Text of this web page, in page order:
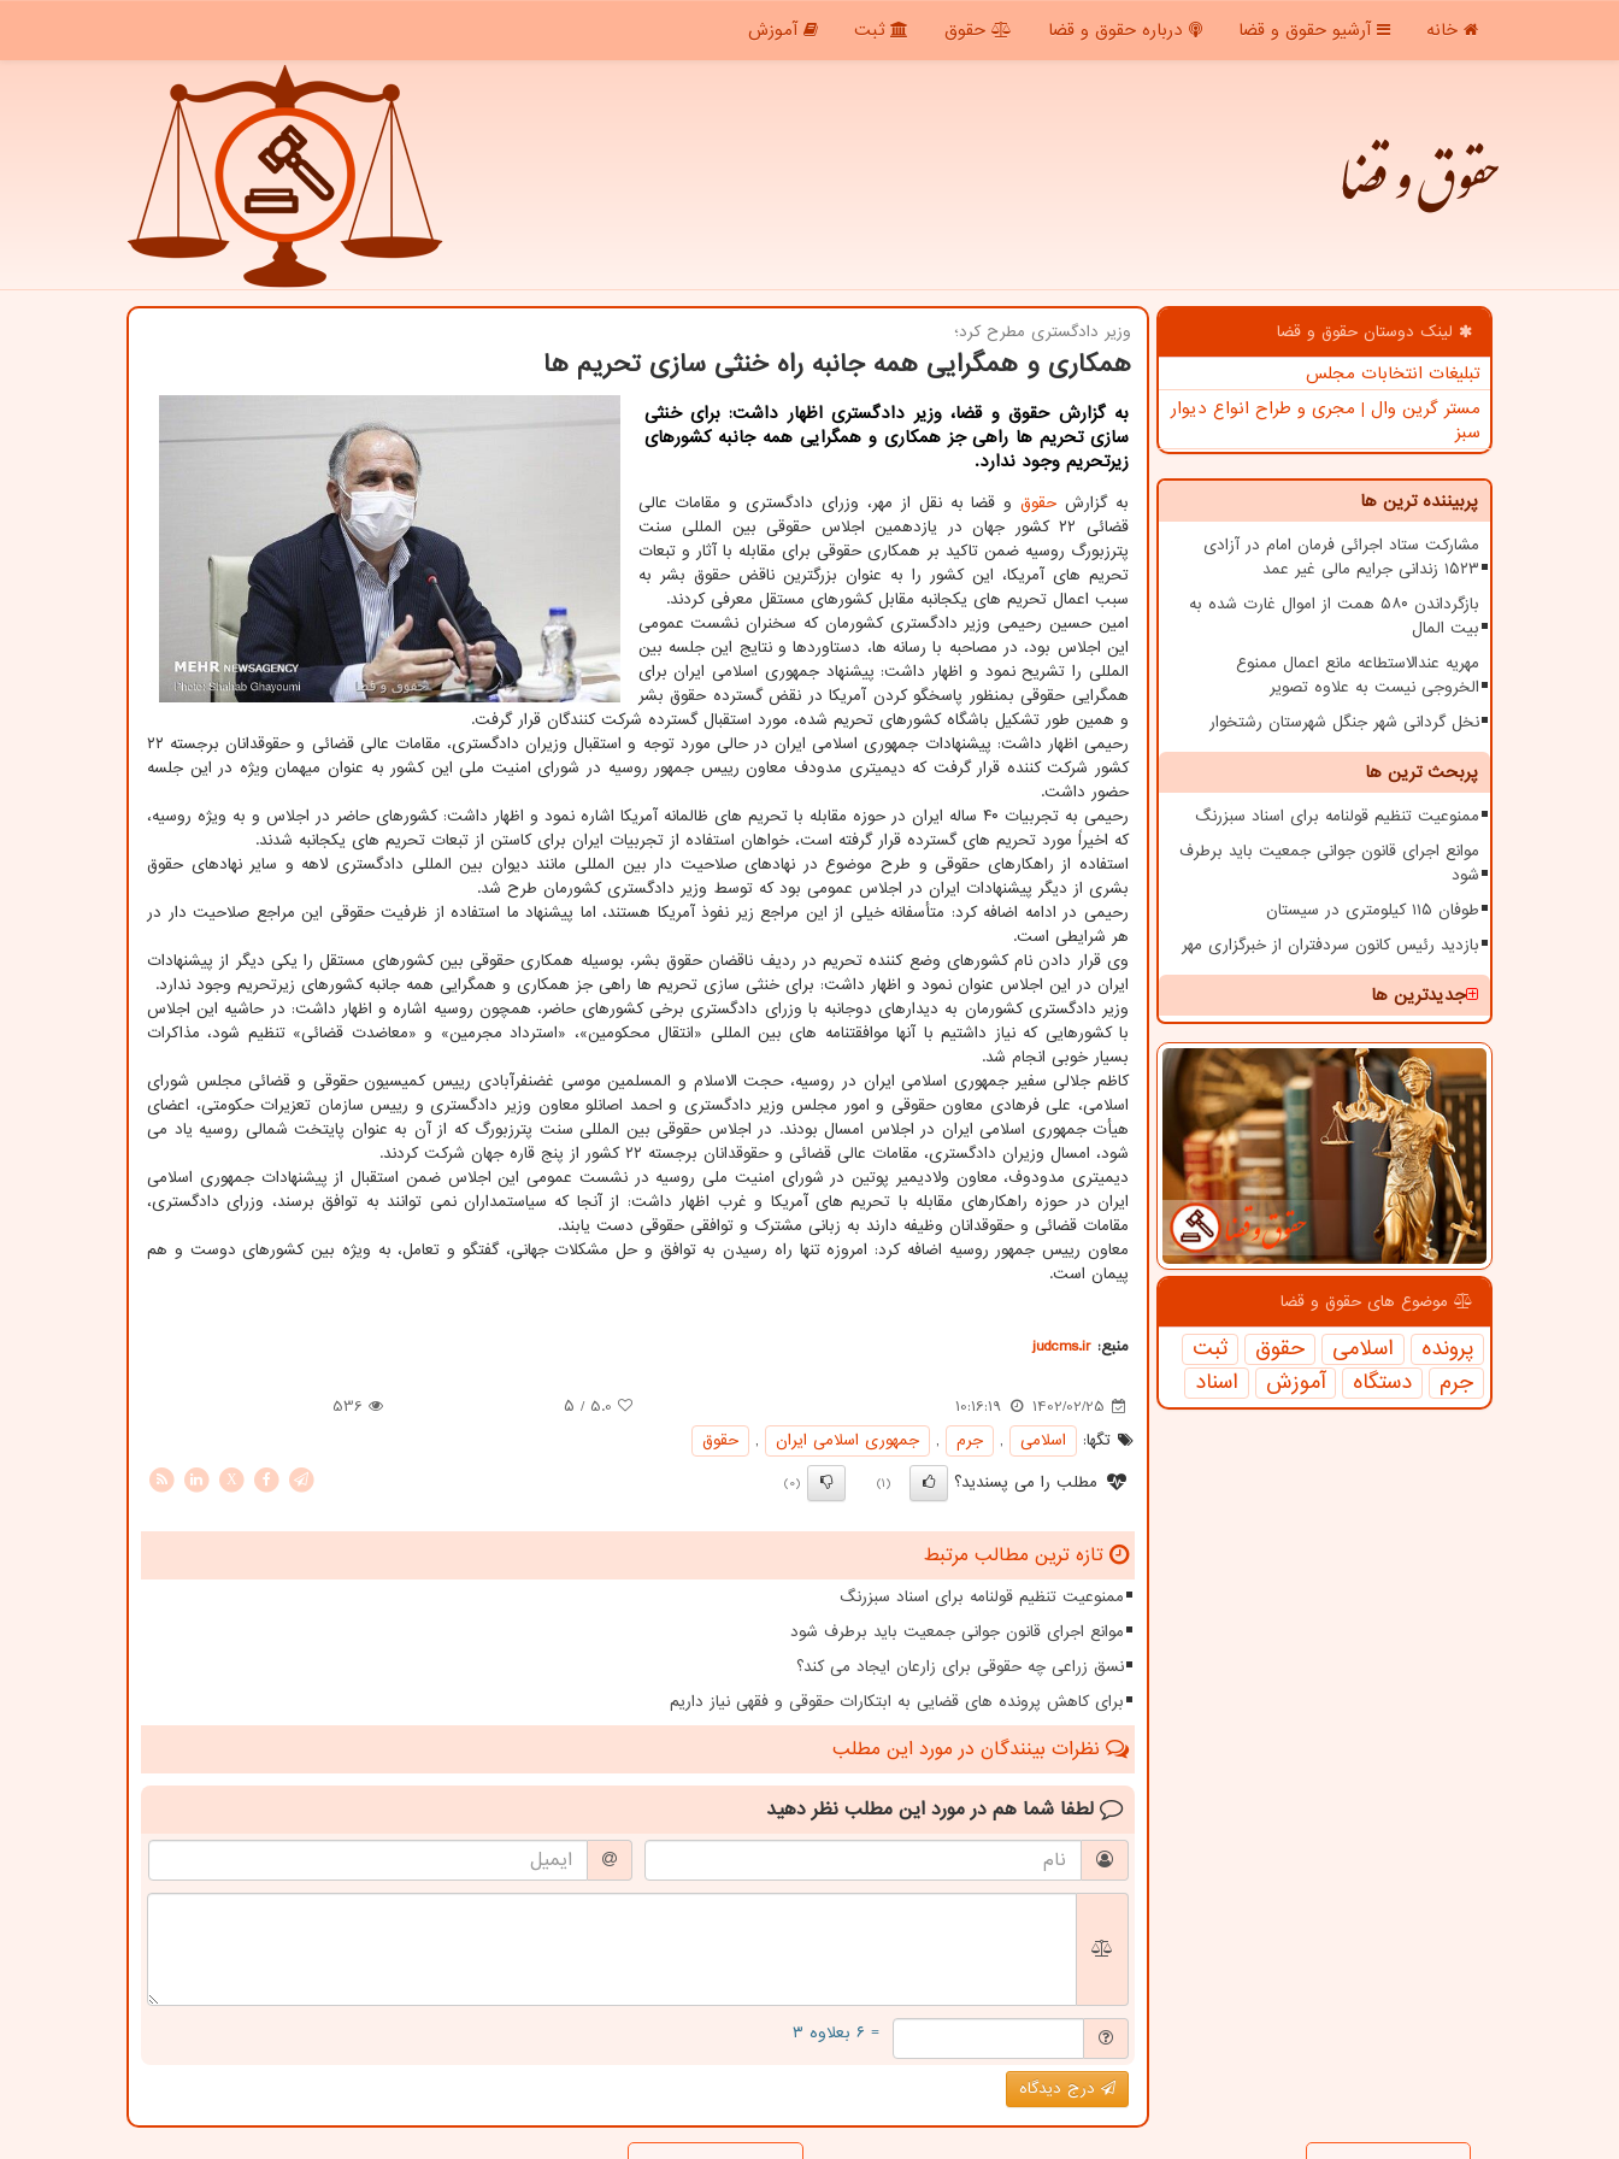
خانه آرشیو حقوق و قضا درباره حقوق و قضا حقوق ثبت آموزش
حقوق و قضا
لینک دوستان حقوق و قضا
تبلیغات انتخابات مجلس
مستر گرین وال | مجری و طراح انواع دیوار
سبز
پربیننده ترین ها
مشارکت ستاد اجرائی فرمان امام در آزادی
۱۵۲۳ زندانی جرایم مالی غیر عمد
بازگرداندن ۵۸۰ همت از اموال غارت شده به
بیت المال
مهریه عندالاستطاعه مانع اعمال ممنوع
الخروجی نیست به علاوه تصویر
نخل گردانی شهر جنگل شهرستان رشتخوار
پربحث ترین ها
ممنوعیت تنظیم قولنامه برای اسناد سبزرنگ
موانع اجرای قانون جوانی جمعیت باید برطرف
شود
طوفان ۱۱۵ کیلومتری در سیستان
بازدید رئیس کانون سردفتران از خبرگزاری مهر
جدیدترین ها
موضوع های حقوق و قضا
پرونده اسلامی حقوق
ثبت
جرم
دستگاه آموزش اسناد
وزیر دادگستری مطرح كرد؛
همکاری و همگرایی همه جانبه راه خنثی سازی تحریم ها
به گزارش حقوق و قضا، وزیر دادگستری اظهار داشت: برای خنثی
سازی تحریم ها راهی جز همکاری و همگرایی همه جانبه کشورهای
زیرتحریم وجود ندارد.
به گزارش حقوقو قضا به نقل از مهر، وزرای دادگستری و مقامات عالی
قضائی ۲۲ کشور جهان در یازدهمین اجلاس حقوقی بین المللی سنت
پترزبورگ روسیه ضمن تاکید بر همکاری حقوقی برای مقابله با آثار و تبعات
تحریم های آمریکا، این کشور را به عنوان بزرگترین ناقض حقوق بشر به
سبب اعمال تحریم های یکجانبه مقابل کشورهای مستقل معرفی کردند.
امین حسین رحیمی وزیر دادگستری کشورمان که سخنران نشست عمومی
این اجلاس بود، در مصاحبه با رسانه ها، دستاوردها و نتایج این جلسه بین
المللی را تشریح نمود و اظهار داشت: پیشنهاد جمهوری اسلامی ایران برای
همگرایی حقوقی بمنظور پاسخگو کردن آمریکا در نقض گسترده حقوق بشر
و همین طور تشکیل باشگاه کشورهای تحریم شده، مورد استقبال گسترده شرکت کنندگان قرار گرفت.
رحیمی اظهار داشت: پیشنهادات جمهوری اسلامی ایران در حالی مورد توجه و استقبال وزیران دادگستری، مقامات عالی قضائی و حقوقدانان برجسته ۲۲
کشور شرکت کننده قرار گرفت که دیمیتری مدودف معاون رییس جمهور روسیه در شورای امنیت ملی این کشور به عنوان میهمان ویژه در این جلسه
حضور داشت.
رحیمی به تجربیات ۴۰ ساله ایران در حوزه مقابله با تحریم های ظالمانه آمریکا اشاره نمود و اظهار داشت: کشورهای حاضر در اجلاس و به ویژه روسیه،
که اخیراً مورد تحریم های گسترده قرار گرفته است، خواهان استفاده از تجربیات ایران برای کاستن از تبعات تحریم های یکجانبه شدند.
استفاده از راهکارهای حقوقی و طرح موضوع در نهادهای صلاحیت دار بین المللی مانند دیوان بین المللی دادگستری لاهه و سایر نهادهای حقوق
بشری از دیگر پیشنهادات ایران در اجلاس عمومی بود که توسط وزیر دادگستری کشورمان طرح شد.
رحیمی در ادامه اضافه کرد: متأسفانه خیلی از این مراجع زیر نفوذ آمریکا هستند، اما پیشنهاد ما استفاده از ظرفیت حقوقی این مراجع صلاحیت دار در
هر شرایطی است.
وی قرار دادن نام کشورهای وضع کننده تحریم در ردیف ناقضان حقوق بشر، بوسیله همکاری حقوقی بین کشورهای مستقل را یکی دیگر از پیشنهادات
ایران در این اجلاس عنوان نمود و اظهار داشت: برای خنثی سازی تحریم ها راهی جز همکاری و همگرایی همه جانبه کشورهای زیرتحریم وجود ندارد.
وزیر دادگستری کشورمان به دیدارهای دوجانبه با وزرای دادگستری برخی کشورهای حاضر، همچون روسیه اشاره و اظهار داشت: در حاشیه این اجلاس
با کشورهایی که نیاز داشتیم با آنها موافقتنامه های بین المللی «انتقال محکومین»، «استرداد مجرمین» و «معاضدت قضائی» تنظیم شود، مذاکرات
بسیار خوبی انجام شد.
کاظم جلالی سفیر جمهوری اسلامی ایران در روسیه، حجت الاسلام و المسلمین موسی غضنفرآبادی رییس کمیسیون حقوقی و قضائی مجلس شورای
اسلامی، علی فرهادی معاون حقوقی و امور مجلس وزیر دادگستری و احمد اصانلو معاون وزیر دادگستری و رییس سازمان تعزیرات حکومتی، اعضای
هیأت جمهوری اسلامی ایران در اجلاس امسال بودند. در اجلاس حقوقی بین المللی سنت پترزبورگ که از آن به عنوان پایتخت شمالی روسیه یاد می
شود، امسال وزیران دادگستری، مقامات عالی قضائی و حقوقدانان برجسته ۲۲ کشور از پنج قاره جهان شرکت کردند.
دیمیتری مدودوف، معاون ولادیمیر پوتین در شورای امنیت ملی روسیه در نشست عمومی این اجلاس ضمن استقبال از پیشنهادات جمهوری اسلامی
ایران در حوزه راهکارهای مقابله با تحریم های آمریکا و غرب اظهار داشت: از آنجا که سیاستمداران نمی توانند به توافق برسند، وزرای دادگستری،
مقامات قضائی و حقوقدانان وظیفه دارند به زبانی مشترک و توافقی حقوقی دست یابند.
معاون رییس جمهور روسیه اضافه کرد: امروزه تنها راه رسیدن به توافق و حل مشکلات جهانی، گفتگو و تعامل، به ویژه بین کشورهای دوست و هم
پیمان است.
منبع: judcms.ir
1402/02/25
10:16:19
5.0 / ۵
536
تگها:
اسلامی , جرم , جمهوری اسلامی ایران ,
حقوق
مطلب را می پسندید؟
(1)
(0)
X
تازه ترین مطالب مرتبط
ممنوعیت تنظیم قولنامه برای اسناد سبزرنگ
موانع اجرای قانون جوانی جمعیت باید برطرف شود
نسق زراعی چه حقوقی برای زارعان ایجاد می کند؟
برای کاهش پرونده های قضایی به ابتکارات حقوقی و فقهی نیاز داریم
نظرات بینندگان در مورد این مطلب
لطفا شما هم در مورد این مطلب نظر دهید
= ۶ بعلاوه ۳
درج دیدگاه